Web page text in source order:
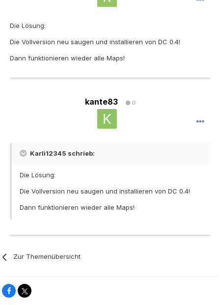
Die Lösung:
Die Vollversion neu saugen und installieren von DC 0.4!
Dann funktionieren wieder alle Maps!
kante83 0
Karli12345 schrieb:
Die Lösung:
Die Vollversion neu saugen und installieren von DC 0.4!
Dann funktionieren wieder alle Maps!
Zur Themenübersicht